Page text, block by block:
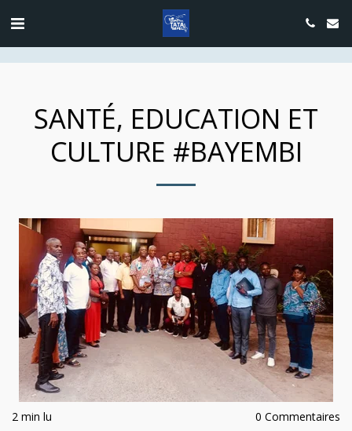
google.com, pub-4889604885818732, DIRECT, f08c47fec0942fa0
SANTÉ, EDUCATION ET
CULTURE #BAYEMBI
2 min lu 0 Commentaires